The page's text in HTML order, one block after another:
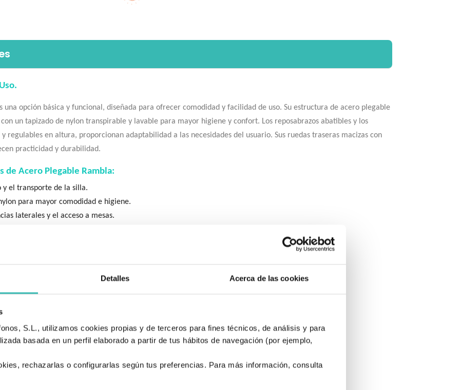
Detalles Acerca de las cookies
S.L., utilizamos cookies propias y de terceros para fines técnicos, de análisis y para
basada en un perfil elaborado a partir de tus hábitos de navegación (por ejemplo,
rechazarlas o configurarlas según tus preferencias. Para más información, consulta
una opción básica y funcional, diseñada para ofrecer comodidad y facilidad de uso. Su estructura de acero plegable
un tapizado de nylon transpirable y lavable para mayor higiene y confort. Los reposabrazos abatibles y los
regulables en altura, proporcionan adaptabilidad a las necesidades del usuario. Sus ruedas traseras macizas con
practicidad y durabilidad.
de Acero Plegable Rambla:
el transporte de la silla.
para mayor comodidad e higiene.
laterales y el acceso a mesas.
y fácil de usar.
transpirable y lavable.
de las ruedas macizas.